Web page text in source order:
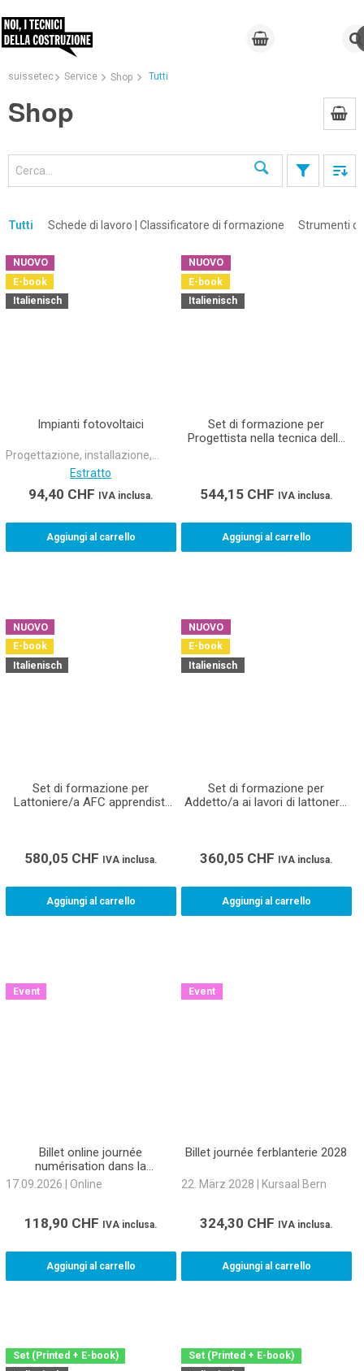
suissetec Service Shop Tutti
Shop
Cerca
Tutti Schede di lavoro | Classificatore di formazione Strumenti di
NUOVO
E-book
Italienisch
Impianti fotovoltaici
Progettazione, installazione,
funzionamentoEstratto
94,40 CHF IVA inclusa.
Aggiungi al carrello
NUOVO
E-book
Italienisch
Set di formazione per
Progettista nella tecnica della
544,15 CHF IVA inclusa.
Aggiungi al carrello
NUOVO
E-book
Italienisch
Set di formazione per
Lattoniere/a AFC apprendisti
580,05 CHF IVA inclusa.
Aggiungi al carrello
NUOVO
E-book
Italienisch
Set di formazione per
Addetto/a ai lavori di lattoneria
360,05 CHF IVA inclusa.
Aggiungi al carrello
Event
Billet online journée
numérisation dans la
technique du bâtiment 2026
17.09.2026 | Online
118,90 CHF IVA inclusa.
Aggiungi al carrello
Event
Billet journée ferblanterie 2028
22. März 2028 | Kursaal Bern
324,30 CHF IVA inclusa.
Aggiungi al carrello
Set (Printed + E-book)
Set (Printed + E-book)